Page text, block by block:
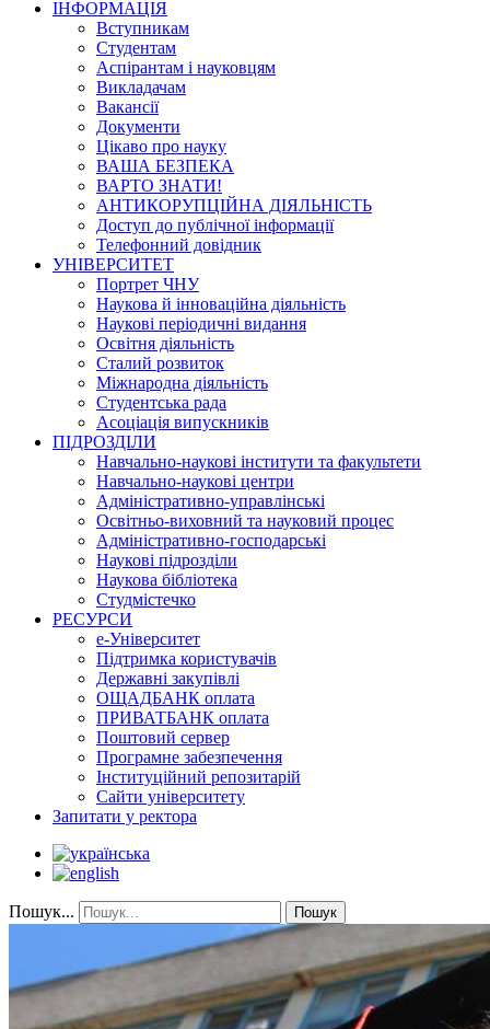
ІНФОРМАЦІЯ
Вступникам
Студентам
Аспірантам і науковцям
Викладачам
Вакансії
Документи
Цікаво про науку
ВАША БЕЗПЕКА
ВАРТО ЗНАТИ!
АНТИКОРУПЦІЙНА ДІЯЛЬНІСТЬ
Доступ до публічної інформації
Телефонний довідник
УНІВЕРСИТЕТ
Портрет ЧНУ
Наукова й інноваційна діяльність
Наукові періодичні видання
Освітня діяльність
Сталий розвиток
Міжнародна діяльність
Студентська рада
Асоціація випускників
ПІДРОЗДІЛИ
Навчально-наукові інститути та факультети
Навчально-наукові центри
Адміністративно-управлінські
Освітньо-виховний та науковий процес
Адміністративно-господарські
Наукові підрозділи
Наукова бібліотека
Студмістечко
РЕСУРСИ
е-Університет
Підтримка користувачів
Державні закупівлі
ОЩАДБАНК оплата
ПРИВАТБАНК оплата
Поштовий сервер
Програмне забезпечення
Інституційний репозитарій
Сайти університету
Запитати у ректора
Пошук... Пошук